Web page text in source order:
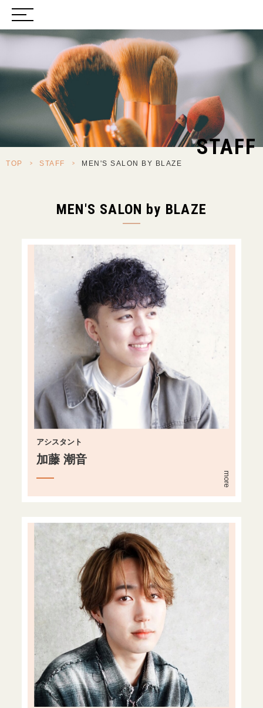
STAFF
TOP > STAFF > MEN'S SALON BY BLAZE
MEN'S SALON by BLAZE
アシスタント
加藤 潮音